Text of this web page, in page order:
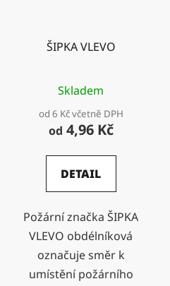
ŠIPKA VLEVO
Skladem
od 6 Kč včetně DPH
od 4,96 Kč
DETAIL
Požární značka ŠIPKA
VLEVO obdélníková
označuje směr k
umístění požárního